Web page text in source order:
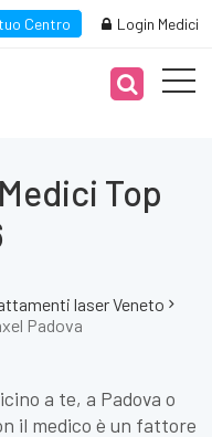
Centro Login Medici
Top
laser Veneto
Padova
a te, a Padova o
il medico è un fattore